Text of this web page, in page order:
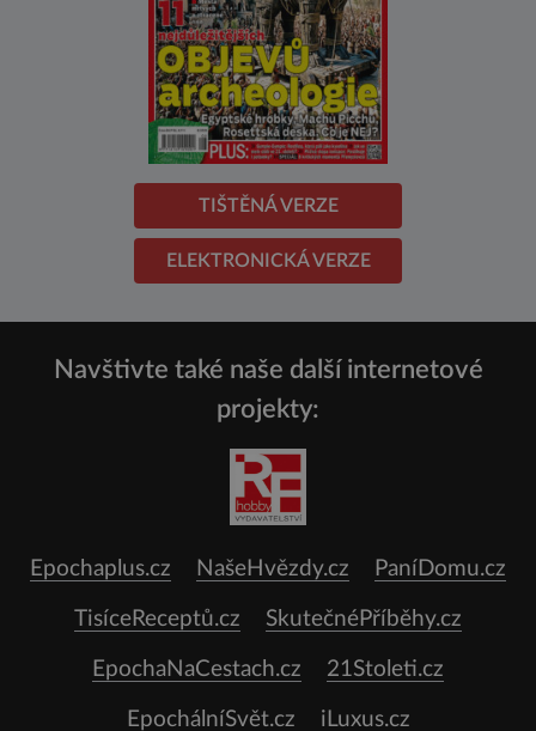
TIŠTĚNÁ VERZE
ELEKTRONICKÁ VERZE
Navštivte také naše další internetové
projekty:
Epochaplus.cz NašeHvězdy.cz PaníDomu.cz
TisíceReceptů.cz SkutečnéPříběhy.cz
EpochaNaCestach.cz 21Stoleti.cz
EpochálníSvět.cz iLuxus.cz